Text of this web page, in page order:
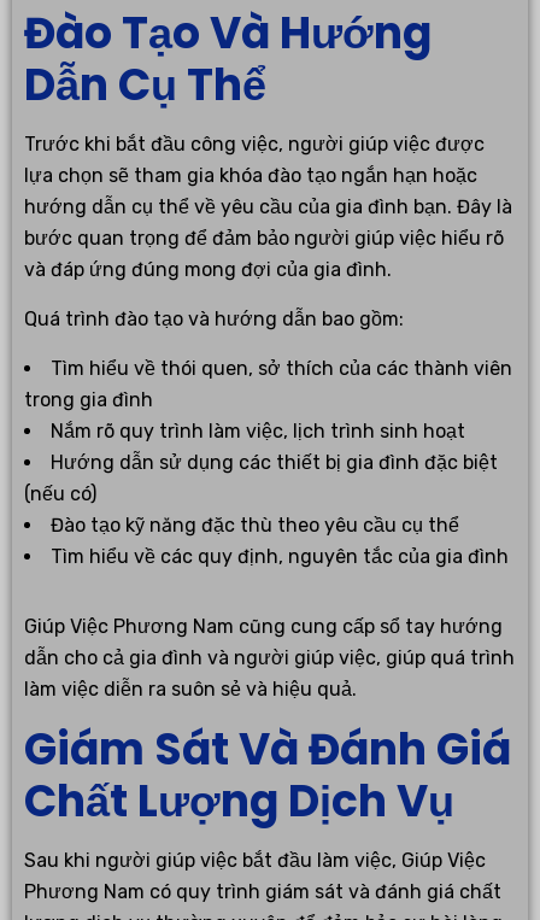
Đào Tạo Và Hướng
Dẫn Cụ Thể
Trước khi bắt đầu công việc, người giúp việc được
lựa chọn sẽ tham gia khóa đào tạo ngắn hạn hoặc
hướng dẫn cụ thể về yêu cầu của gia đình bạn. Đây là
bước quan trọng để đảm bảo người giúp việc hiểu rõ
và đáp ứng đúng mong đợi của gia đình.
Quá trình đào tạo và hướng dẫn bao gồm:
Tìm hiểu về thói quen, sở thích của các thành viên
trong gia đình
Nắm rõ quy trình làm việc, lịch trình sinh hoạt
Hướng dẫn sử dụng các thiết bị gia đình đặc biệt
(nếu có)
Đào tạo kỹ năng đặc thù theo yêu cầu cụ thể
Tìm hiểu về các quy định, nguyên tắc của gia đình
Giúp Việc Phương Nam cũng cung cấp sổ tay hướng
dẫn cho cả gia đình và người giúp việc, giúp quá trình
làm việc diễn ra suôn sẻ và hiệu quả.
Giám Sát Và Đánh Giá
Chất Lượng Dịch Vụ
Sau khi người giúp việc bắt đầu làm việc, Giúp Việc
Phương Nam có quy trình giám sát và đánh giá chất